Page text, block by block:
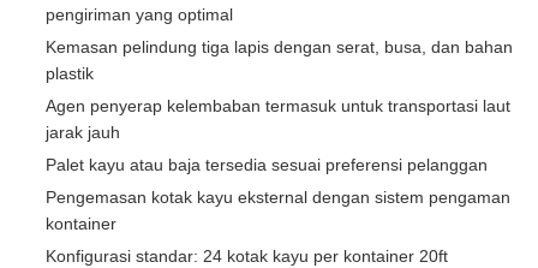
pengiriman yang optimal
Kemasan pelindung tiga lapis dengan serat, busa, dan bahan
plastik
Agen penyerap kelembaban termasuk untuk transportasi laut
jarak jauh
Palet kayu atau baja tersedia sesuai preferensi pelanggan
Pengemasan kotak kayu eksternal dengan sistem pengaman
kontainer
Konfigurasi standar: 24 kotak kayu per kontainer 20ft